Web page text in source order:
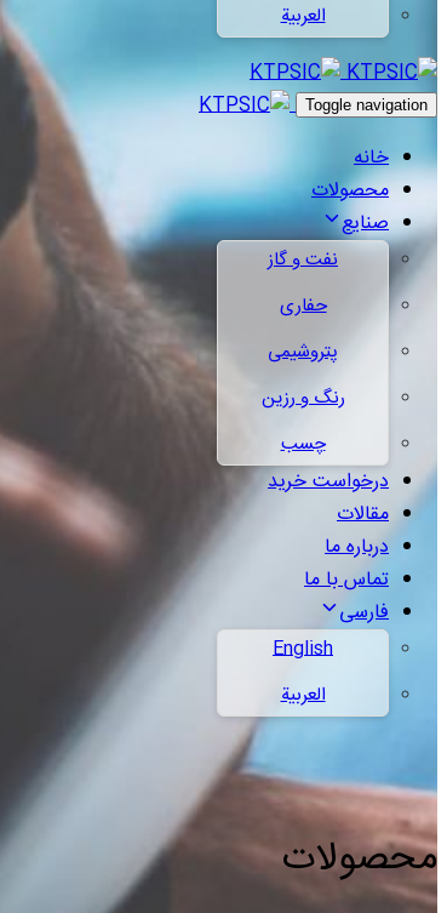
العربية
Toggle navigation
خانه
محصولات
صنایع
نفت و گاز
حفاری
پتروشیمی
رنگ و رزین
چسب
درخواست خرید
مقالات
درباره ما
تماس با ما
فارسی
English
العربية
محصولات